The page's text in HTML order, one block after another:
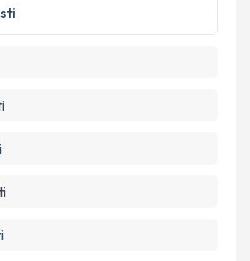
işlenmesine ilişkin
ve kişisel verilerimin belirtilen
Talebini Gönder